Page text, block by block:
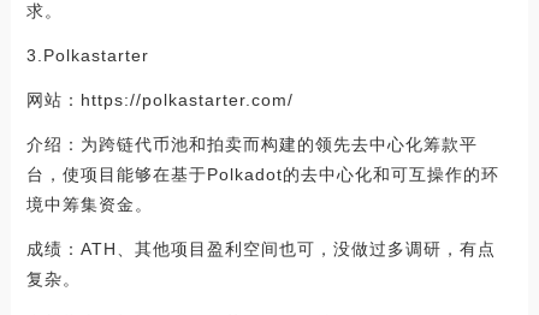
求。
3.Polkastarter
网站：https://polkastarter.com/
介绍：为跨链代币池和拍卖而构建的领先去中心化筹款平
台，使项目能够在基于Polkadot的去中心化和可互操作的环
境中筹集资金。
成绩：ATH、其他项目盈利空间也可，没做过多调研，有点
复杂。